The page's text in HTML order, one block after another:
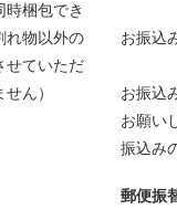
梱包でき
れ物以外の
せていただ
ん）
お振込
お振込
お願い
振込み
郵便振